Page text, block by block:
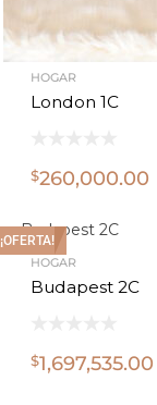
HOGAR
London 1C
$260,000.00
¡OFERTA!
HOGAR
Budapest 2C
$1,697,535.00